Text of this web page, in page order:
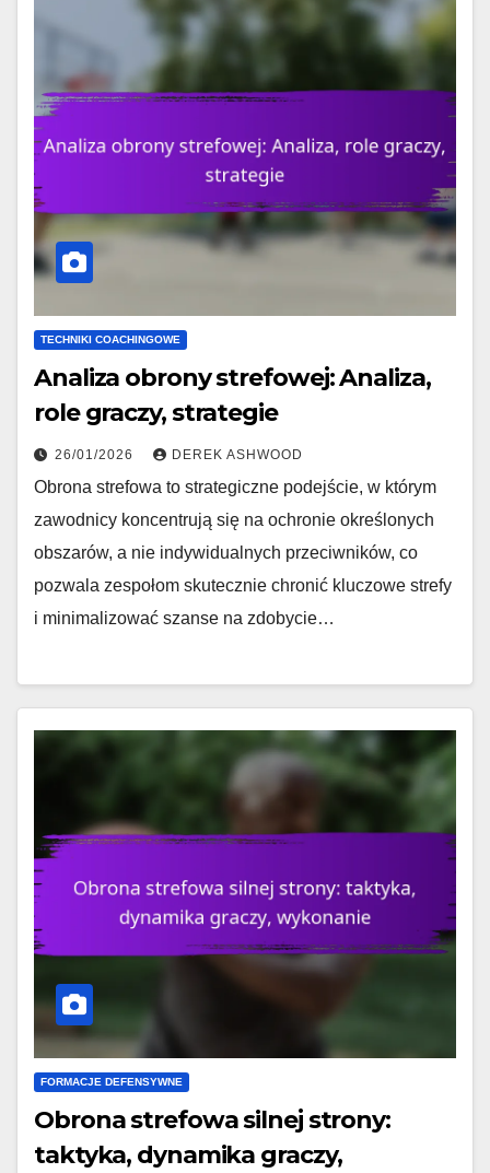
TECHNIKI COACHINGOWE
Analiza obrony strefowej: Analiza,
role graczy, strategie
26/01/2026 DEREK ASHWOOD
Obrona strefowa to strategiczne podejście, w którym
zawodnicy koncentrują się na ochronie określonych
obszarów, a nie indywidualnych przeciwników, co
pozwala zespołom skutecznie chronić kluczowe strefy
i minimalizować szanse na zdobycie…
FORMACJE DEFENSYWNE
Obrona strefowa silnej strony:
taktyka, dynamika graczy,